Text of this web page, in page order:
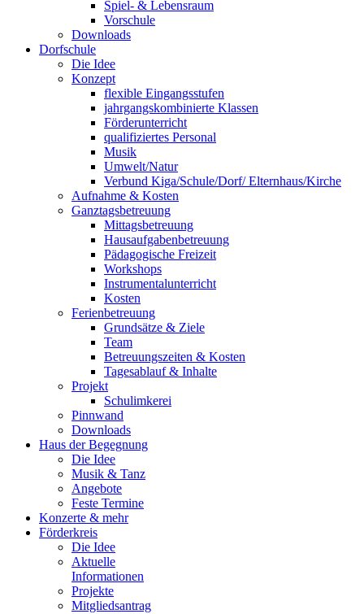
Spiel- & Lebensraum
Vorschule
Downloads
Dorfschule
Die Idee
Konzept
flexible Eingangsstufen
jahrgangskombinierte Klassen
Förderunterricht
qualifiziertes Personal
Musik
Umwelt/Natur
Verbund Kiga/Schule/Dorf/ Elternhaus/Kirche
Aufnahme & Kosten
Ganztagsbetreuung
Mittagsbetreuung
Hausaufgabenbetreuung
Pädagogische Freizeit
Workshops
Instrumentalunterricht
Kosten
Ferienbetreuung
Grundsätze & Ziele
Team
Betreuungszeiten & Kosten
Tagesablauf & Inhalte
Projekt
Schulimkerei
Pinnwand
Downloads
Haus der Begegnung
Die Idee
Musik & Tanz
Angebote
Feste Termine
Konzerte & mehr
Förderkreis
Die Idee
Aktuelle
Informationen
Projekte
Mitgliedsantrag